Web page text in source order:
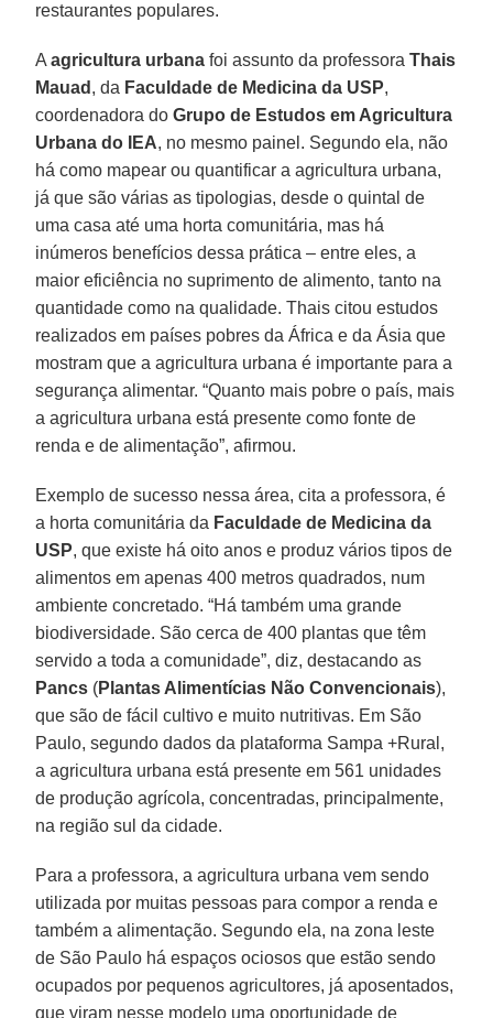
restaurantes populares.
Aagricultura urbana foi assunto da professoraThais
Mauad , da Faculdade de Medicina da USP,
coordenadora doGrupo de Estudos em Agricultura
Urbana do IEA, no mesmo painel. Segundo ela, não
há como mapear ou quantificar a agricultura urbana,
já que são várias as tipologias, desde o quintal de
uma casa até uma horta comunitária, mas há
inúmeros benefícios dessa prática – entre eles, a
maior eficiência no suprimento de alimento, tanto na
quantidade como na qualidade. Thais citou estudos
realizados em países pobres da África e da Ásia que
mostram que a agricultura urbana é importante para a
segurança alimentar. “Quanto mais pobre o país, mais
a agricultura urbana está presente como fonte de
renda e de alimentação”, afirmou.
Exemplo de sucesso nessa área, cita a professora, é
a horta comunitária da Faculdade de Medicina da
USP, que existe há oito anos e produz vários tipos de
alimentos em apenas 400 metros quadrados, num
ambiente concretado. “Há também uma grande
biodiversidade. São cerca de 400 plantas que têm
servido a toda a comunidade”, diz, destacando as
Pancs (Plantas Alimentícias Não Convencionais),
que são de fácil cultivo e muito nutritivas. Em São
Paulo, segundo dados da plataforma Sampa +Rural,
a agricultura urbana está presente em 561 unidades
de produção agrícola, concentradas, principalmente,
na região sul da cidade.
Para a professora, a agricultura urbana vem sendo
utilizada por muitas pessoas para compor a renda e
também a alimentação. Segundo ela, na zona leste
de São Paulo há espaços ociosos que estão sendo
ocupados por pequenos agricultores, já aposentados,
que viram nesse modelo uma oportunidade de